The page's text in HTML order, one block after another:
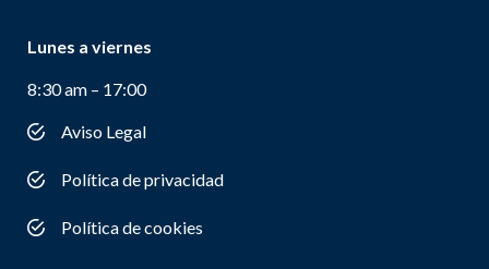
Lunes a viernes
8:30 am – 17:00
Aviso Legal
Política de privacidad
Política de cookies